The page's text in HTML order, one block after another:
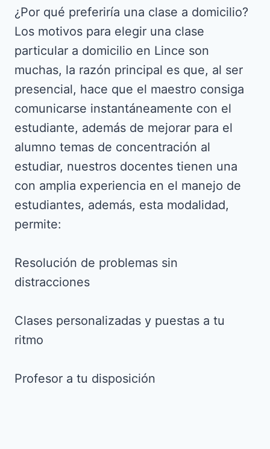
¿Por qué preferiría una clase a domicilio?
Los motivos para elegir una clase
particular a domicilio en Lince son
muchas, la razón principal es que, al ser
presencial, hace que el maestro consiga
comunicarse instantáneamente con el
estudiante, además de mejorar para el
alumno temas de concentración al
estudiar, nuestros docentes tienen una
con amplia experiencia en el manejo de
estudiantes, además, esta modalidad,
permite:
Resolución de problemas sin
distracciones
Clases personalizadas y puestas a tu
ritmo
Profesor a tu disposición